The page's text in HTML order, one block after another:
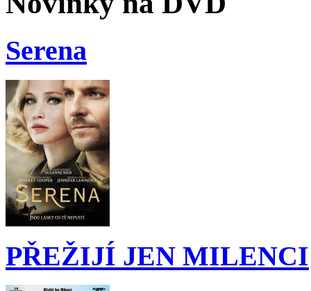
Serena
PŘEŽIJÍ JEN MILENCI